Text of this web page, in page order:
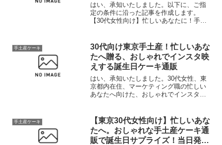
はい、承知いたしました。以下に、ご指
定の条件に沿った記事を作成します。
【30代女性向け】忙しいあなたに！手土
人との集まりには、気の利いた手土産を
持っていきたい！」30代...
手土産ケーキ
30代向け東京手土産！忙しいあな
たへ贈る、おしゃれでインスタ映
えする誕生日ケーキ通販
はい、承知いたしました。30代女性、東
京都内在住、マーケティング職の忙しい
あなたへ向けた、おしゃれでインスタ映
しいあなたへ贈る、おしゃれでインスタ
映えする誕生日ケーキ...
手土産ケーキ
【東京30代女性向け】忙しいあな
たへ。おしゃれな手土産ケーキ通
販で誕生日サプライズ！当日発送